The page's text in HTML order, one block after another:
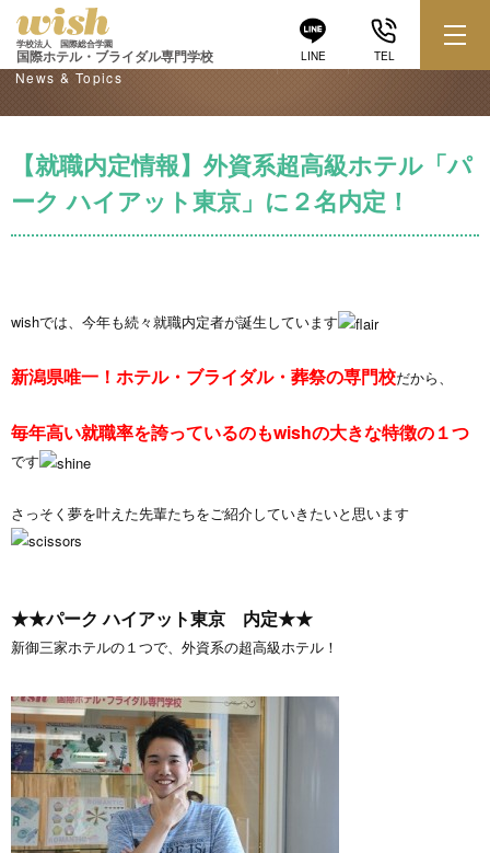
LINE TEL
学校法人 国際総合学園
国際ホテル・ブライダル専門学校
学校からのお知らせ
News & Topics
【就職内定情報】外資系超高級ホテル「パ
ーク ハイアット東京」に２名内定！
wishでは、今年も続々就職内定者が誕生しています
新潟県唯一！ホテル・ブライダル・葬祭の専門校だから、
毎年高い就職率を誇っているのもwishの大きな特徴の１つ
です
さっそく夢を叶えた先輩たちをご紹介していきたいと思います
★★パーク ハイアット東京 内定★★
新御三家ホテルの１つで、外資系の超高級ホテル！